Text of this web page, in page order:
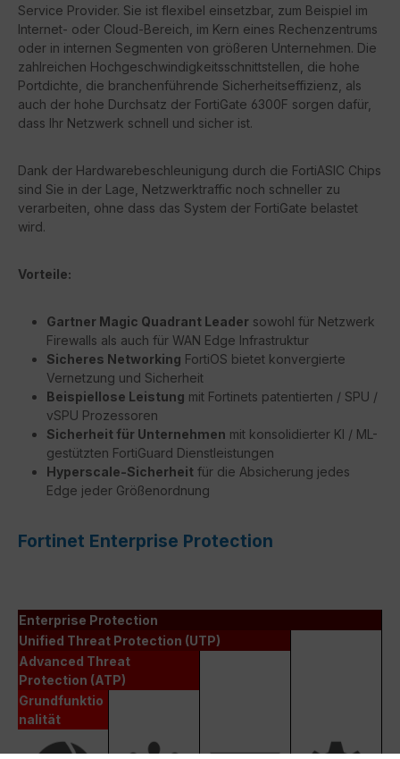
Service Provider. Sie ist flexibel einsetzbar, zum Beispiel im
Internet- oder Cloud-Bereich, im Kern eines Rechenzentrums
oder in internen Segmenten von größeren Unternehmen. Die
zahlreichen Hochgeschwindigkeitsschnittstellen, die hohe
Portdichte, die branchenführende Sicherheitseffizienz, als
auch der hohe Durchsatz der FortiGate 6300F sorgen dafür,
dass Ihr Netzwerk schnell und sicher ist.
Dank der Hardwarebeschleunigung durch die FortiASIC Chips
sind Sie in der Lage, Netzwerktraffic noch schneller zu
verarbeiten, ohne dass das System der FortiGate belastet
wird.
Vorteile:
Gartner Magic Quadrant Leader sowohl für Netzwerk
Firewalls als auch für WAN Edge Infrastruktur
Sicheres Networking FortiOS bietet konvergierte
Vernetzung und Sicherheit
Beispiellose Leistung mit Fortinets patentierten / SPU /
vSPU Prozessoren
Sicherheit für Unternehmen mit konsolidierter KI / ML-
gestützten FortiGuard Dienstleistungen
Hyperscale-Sicherheit für die Absicherung jedes
Edge jeder Größenordnung
Fortinet Enterprise Protection
Enterprise Protection
Unified Threat Protection (UTP)
Advanced Threat
Protection (ATP)
Grundfunktio
nalität